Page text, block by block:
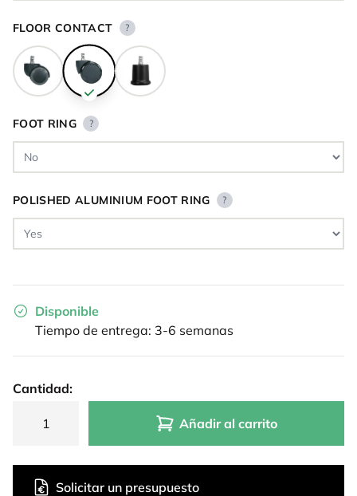
FLOOR CONTACT ?
FOOT RING ?
POLISHED ALUMINIUM FOOT RING ?
Disponible
Tiempo de entrega: 3-6 semanas
Cantidad:
Añadir al carrito
Solicitar un presupuesto